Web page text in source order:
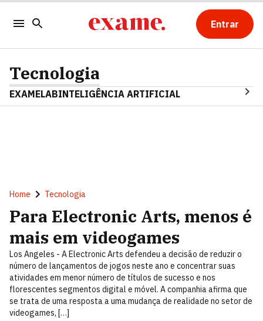
Entrar
Tecnologia
EXAMELABINTELIGÊNCIA ARTIFICIAL
Home Tecnologia
Para Electronic Arts, menos é
mais em videogames
Los Angeles - A Electronic Arts defendeu a decisão de reduzir o
número de lançamentos de jogos neste ano e concentrar suas
atividades em menor número de títulos de sucesso e nos
florescentes segmentos digital e móvel. A companhia afirma que
se trata de uma resposta a uma mudança de realidade no setor de
videogames, […]